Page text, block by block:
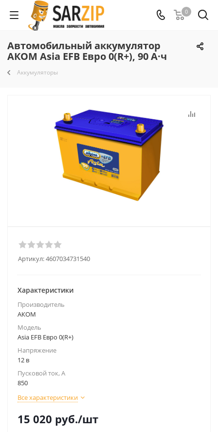
0
Автомобильный аккумулятор
АКОМ Asia EFB Евро 0(R+), 90 А·ч
Аккумуляторы
Артикул:4607034731540
Характеристики
Производитель
АКОМ
Модель
Asia EFB Евро 0(R+)
Напряжение
12 в
Пусковой ток, А
850
Все характеристики
15 020 руб./шт